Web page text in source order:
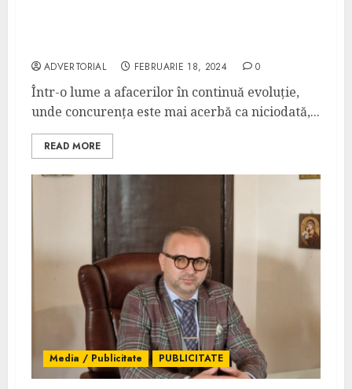
ADVERTORIAL FEBRUARIE 18, 2024 0
Într-o lume a afacerilor în continuă evoluție,
unde concurența este mai acerbă ca niciodată,...
READ MORE
Media / Publicitate PUBLICITATE